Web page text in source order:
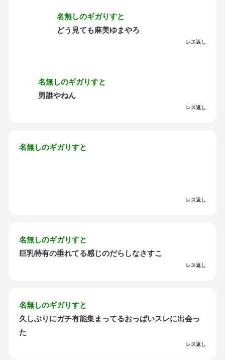
名無しのギガりすと
どう見ても麻美ゆまやろ
レス返し
名無しのギガりすと
男誰やねん
レス返し
名無しのギガりすと
レス返し
名無しのギガりすと
巨乳特有の垂れてる感じのだらしなさすこ
レス返し
名無しのギガりすと
久しぶりにガチ有能集まってるおっぱいスレに出会っ
た
レス返し